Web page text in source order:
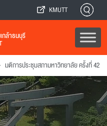
KMUTT
กล้าธนบุรี
มติการประชุมสภามหาวิทยาลัย ครั้งที่ 42